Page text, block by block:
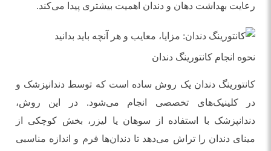
رعایت بهداشت دهان و دندان اهمیت بیشتری پیدا می‌کند.
نحوه انجام کانتورینگ دندان
کانتورینگ دندان یک روش ساده است که توسط دندانپزشک و
در کلینیک‌های تخصصی انجام می‌شود. در این روش،
دندانپزشک با استفاده از سوهان یا لیزر، بخش کوچکی از
مینای دندان را تراش می‌دهد تا دندان‌ها فرم و اندازه مناسبی